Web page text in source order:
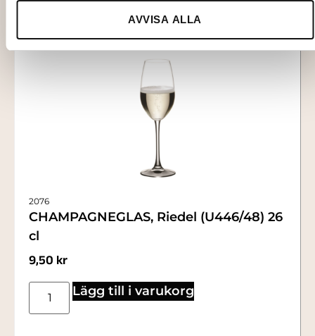
AVVISA ALLA
2076
CHAMPAGNEGLAS, Riedel (U446/48) 26
cl
9,50 kr
Lägg till i varukorg